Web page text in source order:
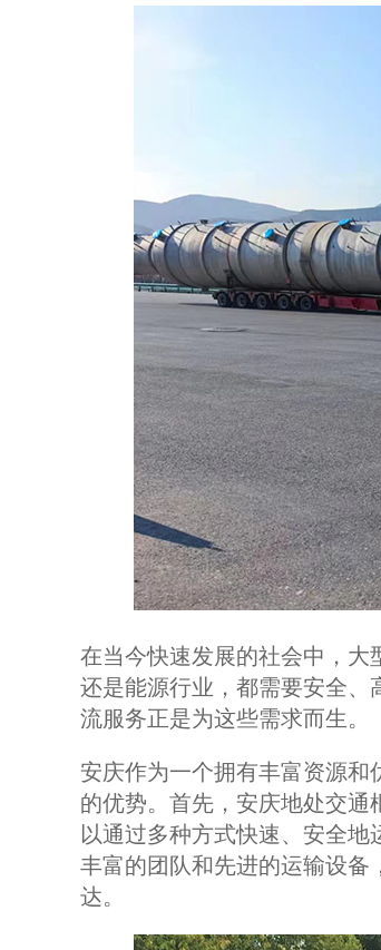
在当今快速发展的社会中，大
还是能源行业，都需要安全、
流服务正是为这些需求而生。
安庆作为一个拥有丰富资源和
的优势。首先，安庆地处交
以通过多种方式快速、安全
丰富的团队和先进的运输设备
达。